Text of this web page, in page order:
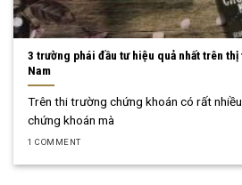
3 trường phái đầu tư hiệu quả nhất trên
Nam
Trên thi trường chứng khoán có rất
chứng khoán mà
1 COMMENT